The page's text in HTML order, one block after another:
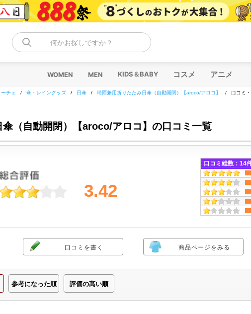
何かお探しですか？
WOMEN MEN KIDS＆BABY コスメ アニメ
チェ / 傘・レイングッズ / 日傘 / 晴雨兼用折りたたみ日傘（自動開閉）【aroco/アロコ】 / 口コミ
傘（自動開閉）【aroco/アロコ】の口コミ一覧
3.42
口コミ総数：14
口コミを書く 商品ページをみる
参考になった順 評価の高い順